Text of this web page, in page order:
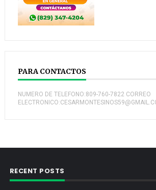
PARA CONTACTOS
NUMERO DE TELEFONO:809-760-7822 CORREO
RECENT POSTS